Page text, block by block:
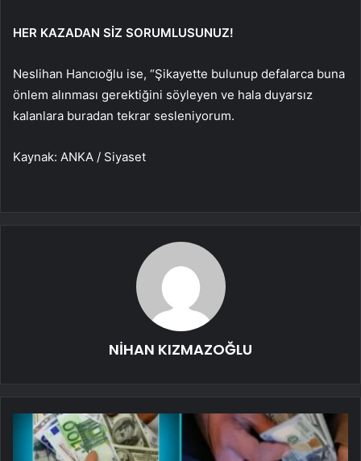
HER KAZADAN SİZ SORUMLUSUNUZ!
Neslihan Hancıoğlu ise, “Şikayette bulunup defalarca buna
önlem alınması gerektiğini söyleyen ve hala duyarsız
kalanlara buradan tekrar sesleniyorum.
Kaynak: ANKA / Siyaset
NİHAN KIZMAZOĞLU